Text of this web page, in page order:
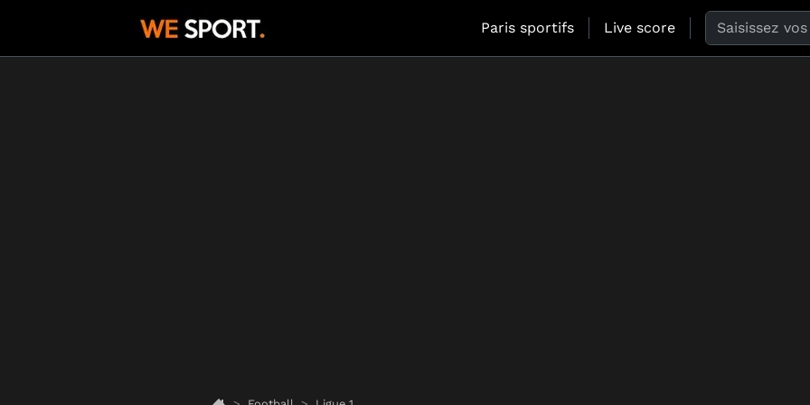
Paris sportifs Live score Search the